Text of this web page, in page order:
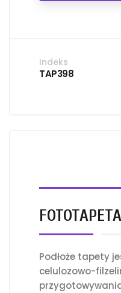
Indeks
TAP398
Podłoże tapety
celulozowo-